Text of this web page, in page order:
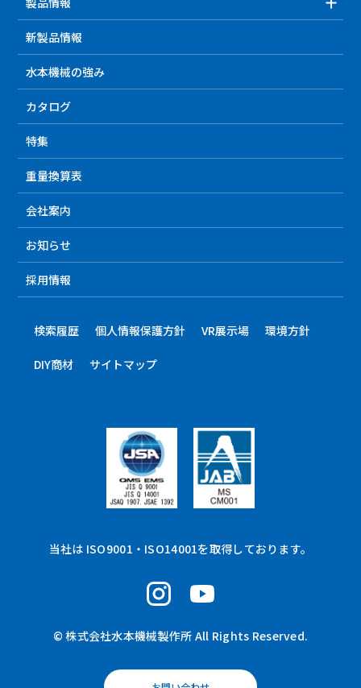
新製品情報
水本機械の強み
カタログ
特集
重量換算表
会社案内
お知らせ
採用情報
検索履歴 個人情報保護方針 VR展示場 環境方針
DIY商材 サイトマップ
当社は ISO9001・ISO14001を取得しております。
© 株式会社水本機械製作所 All Rights Reserved.